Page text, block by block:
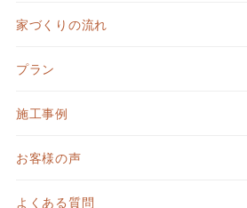
家づくりの流れ
プラン
施工事例
お客様の声
よくある質問